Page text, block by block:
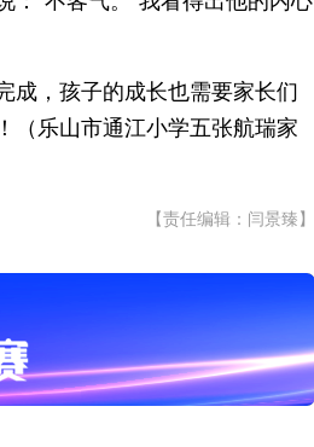
成，孩子的成长也需要家长们
（乐山市通江小学五张航瑞家
【责任编辑：闫景臻】